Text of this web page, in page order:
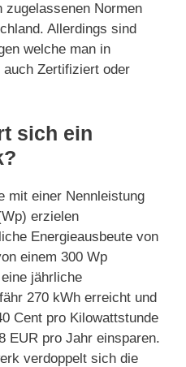
zugelassenen Normen
Allerdings sind
welche man in
auch Zertifiziert oder
sich ein
mit einer Nennleistung
erzielen
Energieausbeute von
einem 300 Wp
jährliche
270 kWh erreicht und
Cent pro Kilowattstunde
EUR pro Jahr einsparen.
verdoppelt sich die